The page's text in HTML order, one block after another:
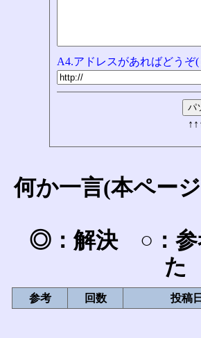
A4.アドレスがあればどうぞ
何か一言(本ペー
◎：解決 ○：参
た
参考 回数 投稿